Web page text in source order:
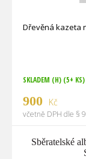
Dřevěná kazeta
SKLADEM (H) (5+ KS)
900 Kč
včetně DPH dle §
Sběratelské